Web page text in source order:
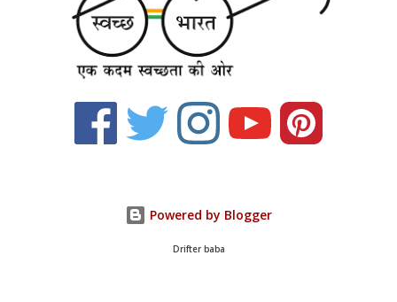
Powered by Blogger
Drifter baba